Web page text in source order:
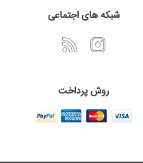
شبکه های اجتماعی
روش پرداخت